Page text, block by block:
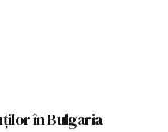
în Bulgaria